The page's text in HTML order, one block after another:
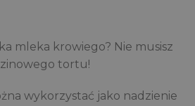
mleka krowiego? Nie musisz
tortu!
wykorzystać jako nadzienie